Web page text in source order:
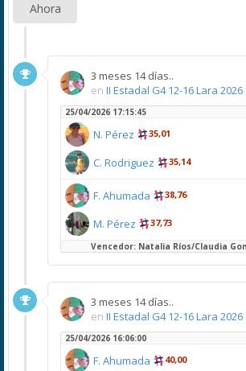
Ahora
3 meses 14 días..
en II Estadal G4 12-16 Lara 2026
25/04/2026 17:15:45
N. Pérez 35,01
C. Rodriguez 35,14
F. Ahumada 38,76
M. Pérez 37,73
Vencedor: Natalia Ríos/Claudia
3 meses 14 días..
en II Estadal G4 12-16 Lara 2026
25/04/2026 16:06:00
F. Ahumada 40,00